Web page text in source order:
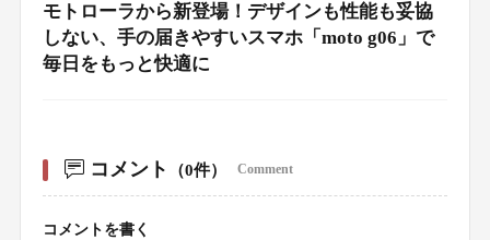
モトローラから新登場！デザインも性能も妥協
しない、手の届きやすいスマホ「moto g06」で
毎日をもっと快適に
コメント （0件） Comment
コメントを書く